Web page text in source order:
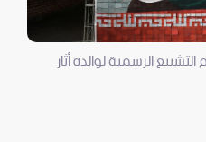
الرسمية لوالده أثار